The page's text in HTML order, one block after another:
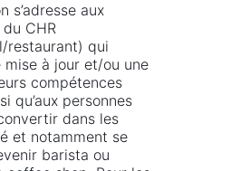
s’adresse aux
CHR
restaurant) qui
mise à jour et/ou une
compétences
qu’aux personnes
dans les
et notamment se
barista ou